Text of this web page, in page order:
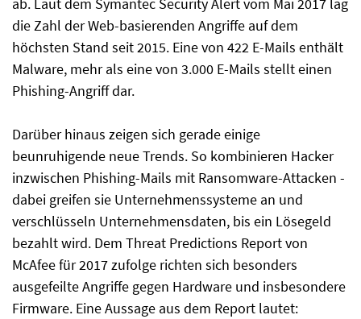
ab. Laut dem Symantec Security Alert vom Mai 2017 lag
die Zahl der Web-basierenden Angriffe auf dem
höchsten Stand seit 2015. Eine von 422 E-Mails enthält
Malware, mehr als eine von 3.000 E-Mails stellt einen
Phishing-Angriff dar.
Darüber hinaus zeigen sich gerade einige
beunruhigende neue Trends. So kombinieren Hacker
inzwischen Phishing-Mails mit Ransomware-Attacken -
dabei greifen sie Unternehmenssysteme an und
verschlüsseln Unternehmensdaten, bis ein Lösegeld
bezahlt wird. Dem Threat Predictions Report von
McAfee für 2017 zufolge richten sich besonders
ausgefeilte Angriffe gegen Hardware und insbesondere
Firmware. Eine Aussage aus dem Report lautet: